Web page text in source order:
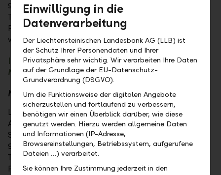
9490 Vaduz, Liechtenstein
Telephone +423 236 73 73
Fax +423 236 73 74
www.fma-li.li
Information required under the Liechtenstein
Media Act (Mediengesetz)
Media owner and publisher
Liechtensteinische Landesbank
Aktiengesellschaft
Städtle 44, P. O. Box 384
9490 Vaduz, Liechtenstein
Telephone +423 236 88 11
Fax +423 236 88 22
Einwilligung in die
Datenverarbeitung
Der Liechtensteinischen Landesbank AG (LLB) ist
der Schutz Ihrer Personendaten und Ihrer
Privatsphäre sehr wichtig. Wir verarbeiten Ihre Daten
auf der Grundlage der EU-Datenschutz-
Grundverordnung (DSGVO).
Um die Funktionsweise der digitalen Angebote
sicherzustellen und fortlaufend zu verbessern,
benötigen wir einen Überblick darüber, wie diese
genutzt werden. Hierzu werden allgemeine Daten
und Informationen (IP-Adresse,
Browsereinstellungen, Betriebssystem, aufgerufene
Dateien …) verarbeitet.
Sie können Ihre Zustimmung jederzeit in den